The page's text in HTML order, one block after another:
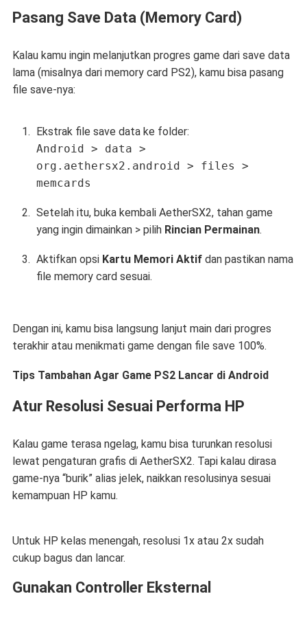
Pasang Save Data (Memory Card)
Kalau kamu ingin melanjutkan progres game dari save data
lama (misalnya dari memory card PS2), kamu bisa pasang
file save-nya:
Ekstrak file save data ke folder:
Android > data >
org.aethersx2.android > files >
memcards
Setelah itu, buka kembali AetherSX2, tahan game
yang ingin dimainkan > pilih Rincian Permainan.
Aktifkan opsi Kartu Memori Aktifdan pastikan nama
file memory card sesuai.
Dengan ini, kamu bisa langsung lanjut main dari progres
terakhir atau menikmati game dengan file save 100%.
Tips Tambahan Agar Game PS2 Lancar di Android
Atur Resolusi Sesuai Performa HP
Kalau game terasa ngelag, kamu bisa turunkan resolusi
lewat pengaturan grafis di AetherSX2. Tapi kalau dirasa
game-nya “burik” alias jelek, naikkan resolusinya sesuai
kemampuan HP kamu.
Untuk HP kelas menengah, resolusi 1x atau 2x sudah
cukup bagus dan lancar.
Gunakan Controller Eksternal